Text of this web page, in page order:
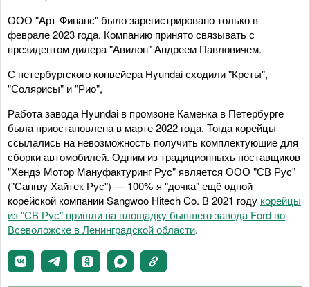
ООО "Арт-Финанс" было зарегистрировано только в
феврале 2023 года. Компанию принято связывать с
президентом дилера "Авилон" Андреем Павловичем.
С петербургского конвейера Hyundai сходили "Креты",
"Солярисы" и "Рио",
Работа завода Hyundai в промзоне Каменка в Петербурге
была приостановлена в марте 2022 года. Тогда корейцы
ссылались на невозможность получить комплектующие для
сборки автомобилей. Одним из традиционныхь поставщиков
"Хендэ Мотор Мануфактуринг Рус" является ООО "СВ Рус"
("Сангву Хайтек Рус") — 100%-я "дочка" ещё одной
корейской компании Sangwoo Hitech Co. В 2021 году корейцы
из "СВ Рус" пришли на площадку бывшего завода Ford во
Всеволожске в Ленинградской области.